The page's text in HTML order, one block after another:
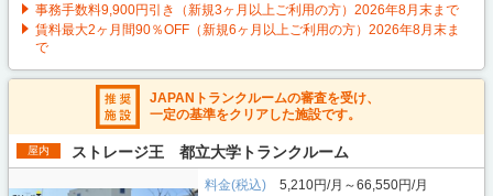
事務手数料9,900円引き（新規3ヶ月以上ご利用の方）2026年8月末まで
賃料最大2ヶ月間90％OFF（新規6ヶ月以上ご利用の方）2026年8月末ま
で
JAPANトランクルームの審査を受け、
一定の基準をクリアした施設です。
屋内 ストレージ王 都立大学トランクルーム
料金(税込)
5,210円/月～66,550円/月